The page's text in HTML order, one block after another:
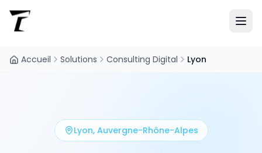
Accueil Solutions Consulting Digital Lyon
Lyon, Auvergne-Rhône-Alpes